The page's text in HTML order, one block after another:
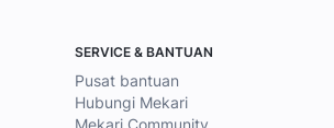
SERVICE & BANTUAN
Pusat bantuan
Hubungi Mekari